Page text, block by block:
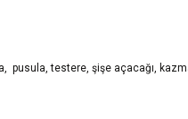
pusula, testere, şişe açacağı,